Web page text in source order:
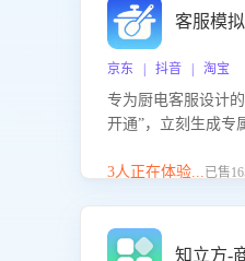
客服模
京东 | 抖音 | 淘宝
专为厨电客服设计
开通”，立刻生成专
能咨询”等真实场景
3人正在体验...已售
知立方-